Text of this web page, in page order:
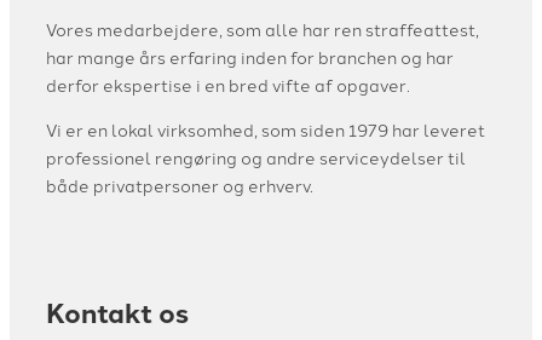
Vores medarbejdere, som alle har ren straffeattest,
har mange års erfaring inden for branchen og har
derfor ekspertise i en bred vifte af opgaver.
Vi er en lokal virksomhed, som siden 1979 har leveret
professionel rengøring og andre serviceydelser til
både privatpersoner og erhverv.
Kontakt os